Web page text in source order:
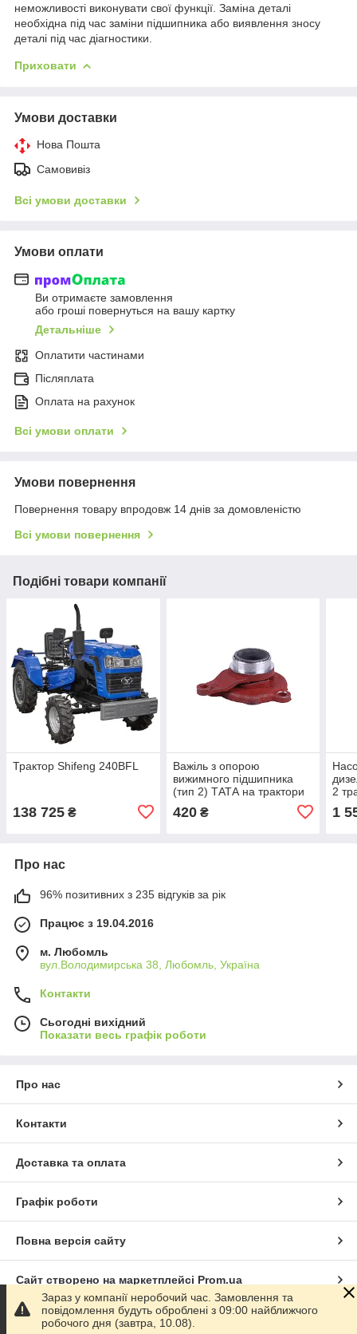
неможливості виконувати свої функції. Заміна деталі
необхідна під час заміни підшипника або виявлення зносу
деталі під час діагностики.
Приховати
Умови доставки
Нова Пошта
Самовивіз
Всі умови доставки
Умови оплати
Ви отримаєте замовлення
або гроші повернуться на вашу картку
Детальніше
Оплатити частинами
Післяплата
Оплата на рахунок
Всі умови оплати
Умови повернення
Повернення товару впродовж 14 днів за домовленістю
Всі умови повернення
Подібні товари компанії
Трактор Shifeng 240BFL
138 725 ₴
Важіль з опорою
вижимного підшипника
(тип 2) ТАТА на трактори
Xingtai 24B, Shifeng 244,
Taishan 24
420₴
2
1
Про нас
96% позитивних з 235 відгуків за рік
Працює з 19.04.2016
м. Любомль
вул.Володимирська 38, Любомль, Україна
Контакти
Сьогодні вихідний
Показати весь графік роботи
Про нас
Контакти
Доставка та оплата
Графік роботи
Повна версія сайту
Сайт створено на маркетплейсі Prom.ua
Політика конфіденційності
Зараз у компанії неробочий час. Замовлення та
повідомлення будуть оброблені з 09:00 найближчого
робочого дня (завтра, 10.08).